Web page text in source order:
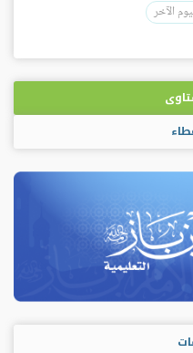
الآخر